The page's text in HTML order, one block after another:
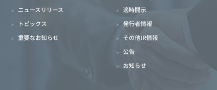
ニュースリリース
トピックス
重要なお知らせ
適時開示
発行者情報
その他IR情報
公告
お知らせ